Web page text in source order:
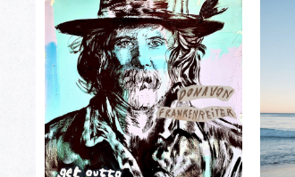
Best Japanese R&B/Contemporary Song
Best Japanese Dance Pop Song
Best Japanese Alternative Song
Best Japanese Singer-Songwriter Song
Best Idol Culture Song